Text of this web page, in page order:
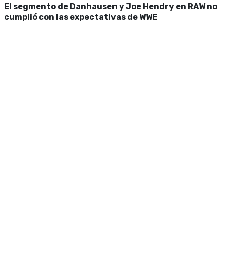
El segmento de Danhausen y Joe Hendry en RAW no
cumplió con las expectativas de WWE